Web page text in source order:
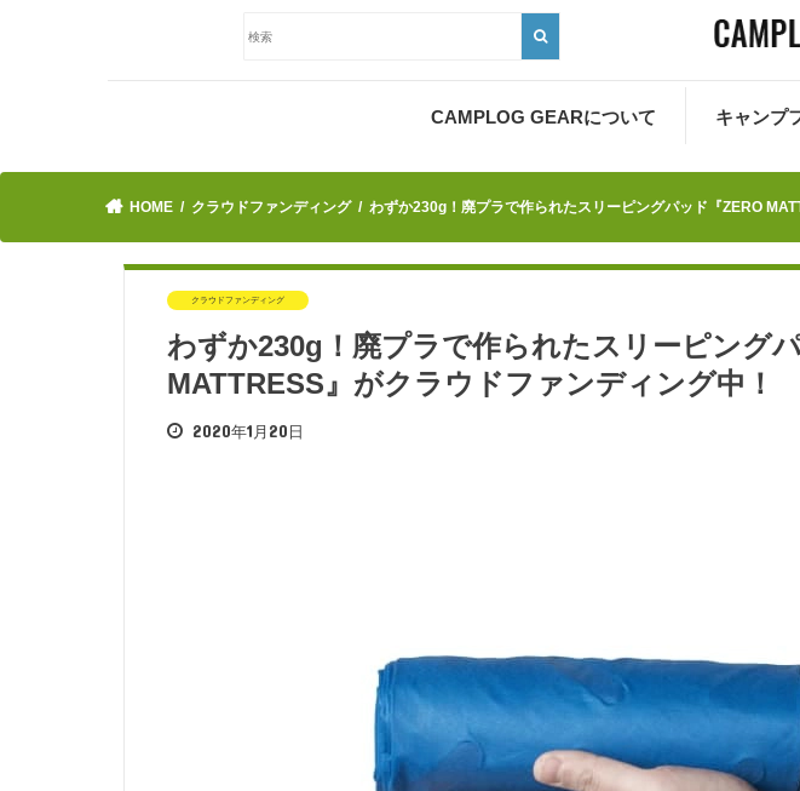
CAMPLOG GEARについて キャンプ
HOME クラウドファンディング わずか230g！廃プラで作られたスリーピングパッド『ZERO
クラウドファンディング
わずか230g！廃プラで作られたスリーピング
MATTRESS』がクラウドファンディング中！
2020年1月20日